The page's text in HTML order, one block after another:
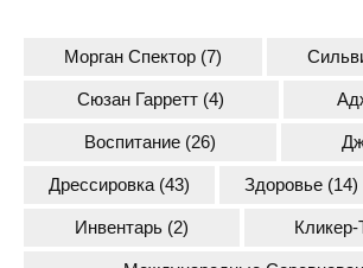
Морган Спектор (7)
Сюзан Гарретт (4)
Воспитание (26)
Дрессировка (43) Здоровье (14)
Инвентарь(2) Кликер-